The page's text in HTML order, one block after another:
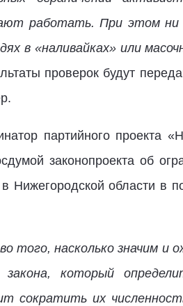
работать. При этом
в «наливайках» или
проверок будут
партийного проекта
законопроекта об
Нижегородской области в
того, насколько значим
закона, который
сократить их